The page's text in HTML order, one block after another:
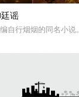
槃重生，借私生女
“白天人住屋，晚
谣
自行烟烟的同名小